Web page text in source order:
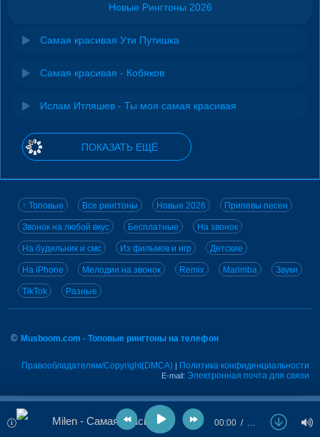
Новые Рингтоны 2026
Самая красивая Ути Путишка
Самая красивая - Кобяков
Ислам Итляшев - Ты моя самая красивая
ПОКАЗАТЬ ЕЩЁ
↑ Топовые Все рингтоны Новые 2026 Припевы песен
Звонок на любой вкус Бесплатные На звонок
На будильник и смс Из фильмов и игр Детские
На iPhone Мелодии на звонок Remix Marimba Звуки
TikTok Разные
© Musboom.com - Топовые рингтоны на телефон
Правообладателям/Copyright(DMCA) | Политика конфиденциальности
E-mail: Электронная почта для связи
Milen - Самая красивая 00:00 …